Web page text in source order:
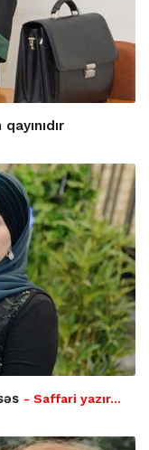
- Saffari yazır…